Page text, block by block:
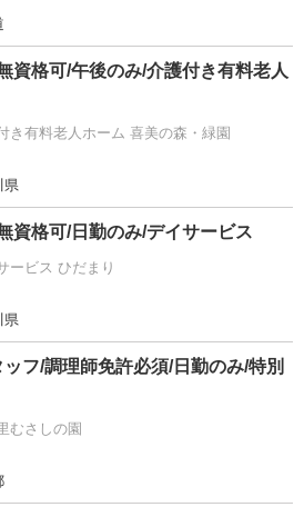
資格可/午後のみ/介護付き有料老人
き有料老人ホーム 喜美の森・緑園
県
資格可/日勤のみ/デイサービス
ービス ひだまり
県
ッフ/調理師免許必須/日勤のみ/特別
むさしの園